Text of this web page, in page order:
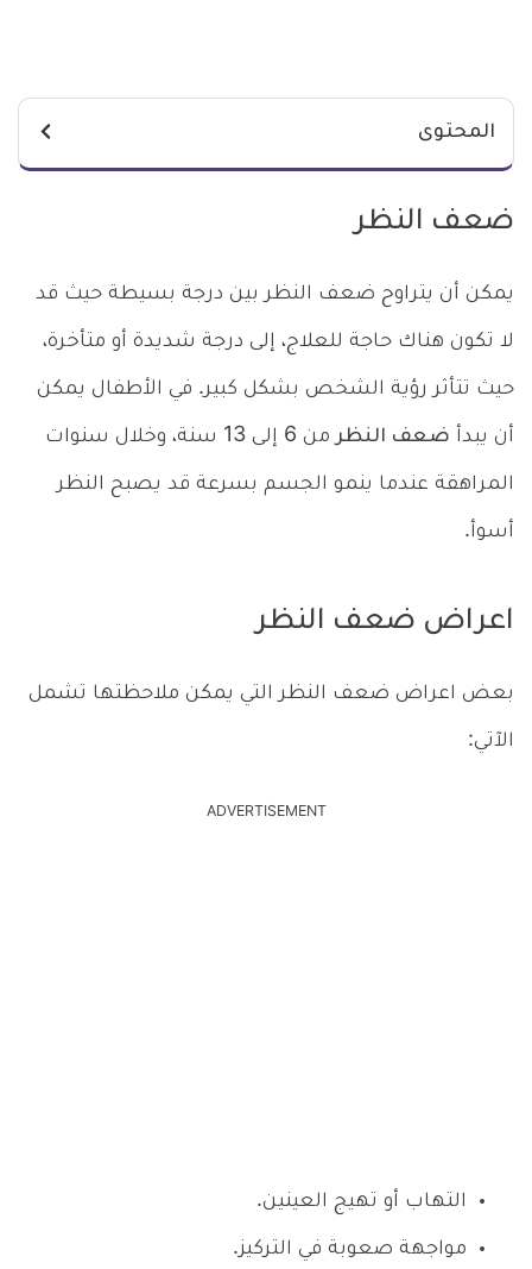
المحتوى
ضعف النظر
يمكن أن يتراوح ضعف النظر بين درجة بسيطة حيث قد
لا تكون هناك حاجة للعلاج، إلى درجة شديدة أو متأخرة،
حيث تتأثر رؤية الشخص بشكل كبير. في الأطفال يمكن
أن يبدأ ضعف النظر من 6 إلى 13 سنة، وخلال سنوات
المراهقة عندما ينمو الجسم بسرعة قد يصبح النظر
أسوأ.
اعراض ضعف النظر
بعض اعراض ضعف النظر التي يمكن ملاحظتها تشمل
الآتي:
ADVERTISEMENT
التهاب أو تهيج العينين.
مواجهة صعوبة في التركيز.